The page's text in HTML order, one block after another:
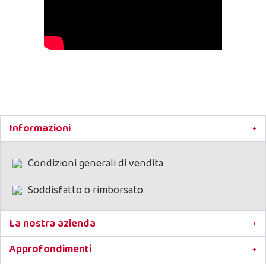
Informazioni
Condizioni generali di vendita
Soddisfatto o rimborsato
La nostra azienda
Approfondimenti